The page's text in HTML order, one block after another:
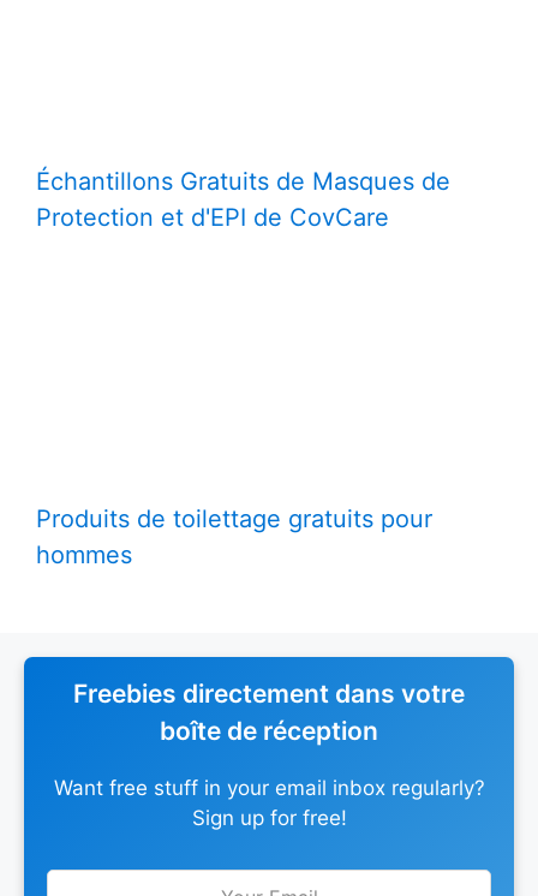
Échantillons Gratuits de Masques de
Protection et d'EPI de CovCare
Produits de toilettage gratuits pour
hommes
Freebies directement dans votre
boîte de réception
Want free stuff in your email inbox regularly?
Sign up for free!
Leave